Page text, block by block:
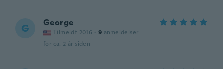
G George
Tilmeldt 2016 · 9 anmeldelser
for ca. 2 år siden